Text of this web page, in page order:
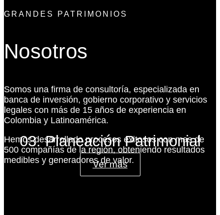
03. Planeación Patrimonial
Ver más
GRANDES PATRIMONIOS
Nosotros
Somos una firma de consultoría, especializada en
banca de inversión, gobierno corporativo y servicios
legales con más de 15 años de experiencia en
Colombia y Latinoamérica.
Hemos desarrollado procesos exitosos con mas de
500 compañías de la región, obteniendo resultados
medibles y generadores de valor.